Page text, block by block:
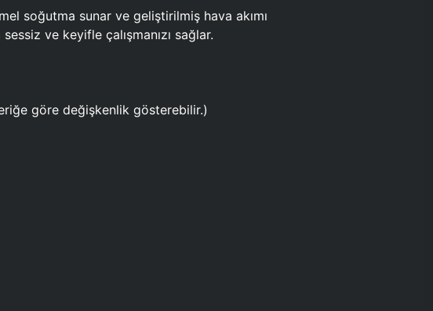
soğutma sunar ve geliştirilmiş hava akımı
ve keyifle çalışmanızı sağlar.
göre değişkenlik gösterebilir.)